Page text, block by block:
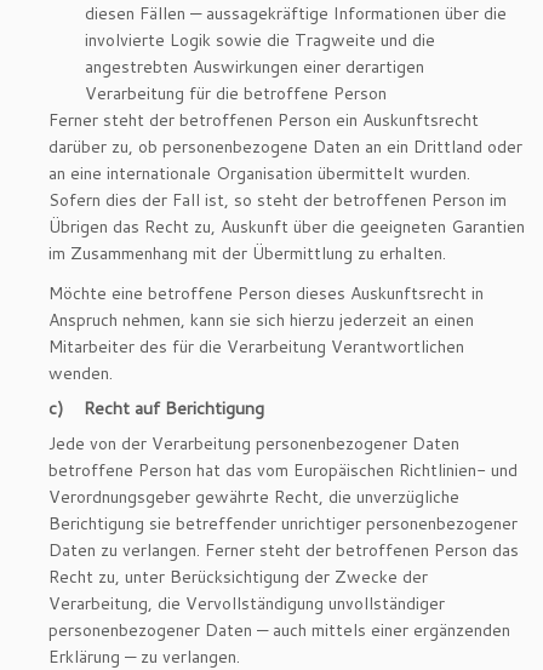
diesen Fällen — aussagekräftige Informationen über die
involvierte Logik sowie die Tragweite und die
angestrebten Auswirkungen einer derartigen
Verarbeitung für die betroffene Person
Ferner steht der betroffenen Person ein Auskunftsrecht
darüber zu, ob personenbezogene Daten an ein Drittland oder
an eine internationale Organisation übermittelt wurden.
Sofern dies der Fall ist, so steht der betroffenen Person im
Übrigen das Recht zu, Auskunft über die geeigneten Garantien
im Zusammenhang mit der Übermittlung zu erhalten.
Möchte eine betroffene Person dieses Auskunftsrecht in
Anspruch nehmen, kann sie sich hierzu jederzeit an einen
Mitarbeiter des für die Verarbeitung Verantwortlichen
wenden.
c) Recht auf Berichtigung
Jede von der Verarbeitung personenbezogener Daten
betroffene Person hat das vom Europäischen Richtlinien- und
Verordnungsgeber gewährte Recht, die unverzügliche
Berichtigung sie betreffender unrichtiger personenbezogener
Daten zu verlangen. Ferner steht der betroffenen Person das
Recht zu, unter Berücksichtigung der Zwecke der
Verarbeitung, die Vervollständigung unvollständiger
personenbezogener Daten — auch mittels einer ergänzenden
Erklärung — zu verlangen.